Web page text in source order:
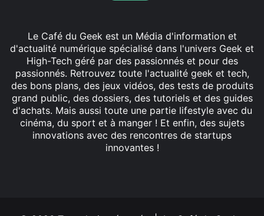
Le Café du Geek est un Média d'information et
d'actualité numérique spécialisé dans l'univers Geek et
High-Tech géré par des passionnés et pour des
passionnés. Retrouvez toute l'actualité geek et tech,
des bons plans, des jeux vidéos, des tests de produits
grand public, des dossiers, des tutoriels et des guides
d'achats. Mais aussi toute une partie lifestyle avec du
cinéma, du sport et à manger ! Et enfin, des sujets
innovations avec des rencontres de startups
innovantes !